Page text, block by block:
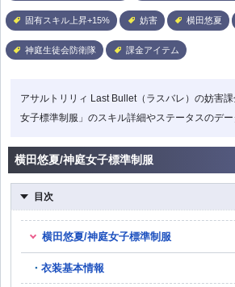
固有スキル上昇+15% 妨害 横田悠夏
神庭生徒会防衛隊 課金アイテム
アサルトリリィ Last Bullet（ラスバレ）の妨害
女子標準制服」のスキル詳細やステータスのデー
横田悠夏/神庭女子標準制服
目次
横田悠夏/神庭女子標準制服
衣装基本情報